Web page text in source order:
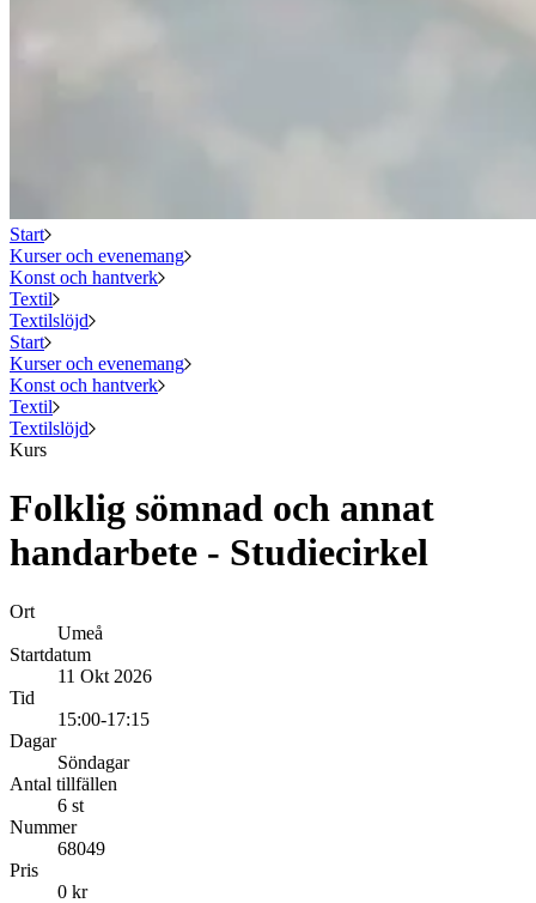
Start
Kurser och evenemang
Konst och hantverk
Textil
Textilslöjd
Start
Kurser och evenemang
Konst och hantverk
Textil
Textilslöjd
Kurs
Folklig sömnad och annat
handarbete - Studiecirkel
Ort
Umeå
Startdatum
11 Okt 2026
Tid
15:00-17:15
Dagar
Söndagar
Antal tillfällen
6 st
Nummer
68049
Pris
0 kr